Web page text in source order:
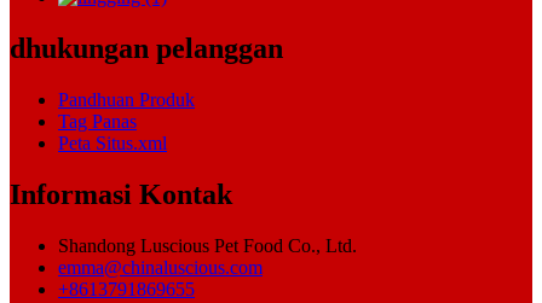
dhukungan pelanggan
Pandhuan Produk
Tag Panas
Peta Situs.xml
Informasi Kontak
Shandong Luscious Pet Food Co., Ltd.
emma@chinaluscious.com
+8613791869655